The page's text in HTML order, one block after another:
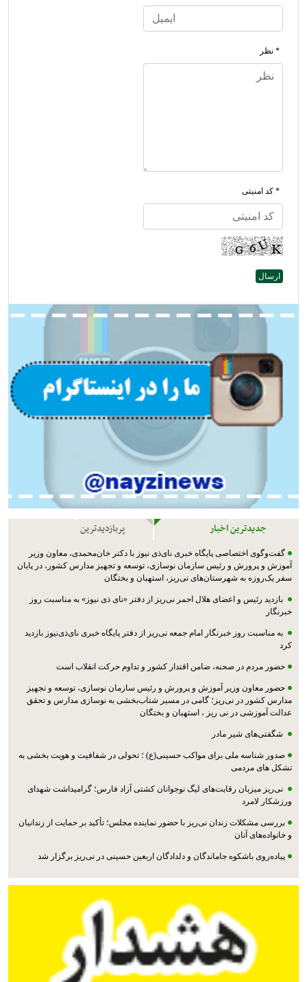
* نظر
* کد امنیتی
جدیدترین اخبار پربازدیدترین
گفت‌وگوی اختصاصی پایگاه خبری نای‌ذی نیوز با دکتر خان‌محمدی، معاون وزیر
آموزش و پرورش و رئیس سازمان نوسازی، توسعه و تجهیز مدارس کشور، در پایان
سفر یک‌روزه به شهرستان‌های نی‌ریز، استهبان و بختگان
بازدید رئیس و اعضای هلال احمر نی‌ریز از دفتر «نای ذی نیوز» به مناسبت روز
خبرنگار
به مناسبت روز خبرنگار امام جمعه نی‌ریز از دفتر پایگاه خبری نای‌ذی‌نیوز بازدید
کرد
حضور مردم در صحنه، ضامن اقتدار کشور و تداوم حرکت انقلاب است
حضور معاون وزیر آموزش و پرورش و رئیس سازمان نوسازی، توسعه و تجهیز
مدارس کشور در نی‌ریز؛ گامی در مسیر شتاب‌بخشی به نوسازی مدارس و تحقق
عدالت آموزشی در نی ریز ، استهبان و بختگان
شگفتی‌های شیر مادر
صدور شناسه ملی برای مواکب حسینی(ع) ؛ تحولی در شفافیت و هویت بخشی به
تشکل های مردمی
نی‌ریز میزبان رقابت‌های لیگ نوجوانان کشتی آزاد فارس؛ گرامیداشت شهدای
ورزشکار لامرد
بررسی مشکلات زندان نی‌ریز با حضور نماینده مجلس؛ تأکید بر حمایت از زندانیان
و خانواده‌های آنان
پیاده‌روی باشکوه جاماندگان و دلدادگان اربعین حسینی در نی‌ریز برگزار شد